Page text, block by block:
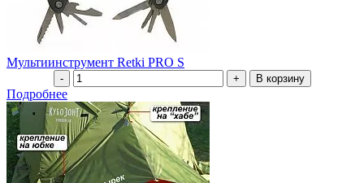
Мультиинструмент Retki PRO S
Подробнее